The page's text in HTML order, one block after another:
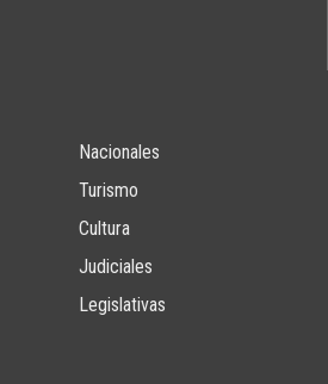
Nacionales
Turismo
Cultura
Judiciales
Legislativas